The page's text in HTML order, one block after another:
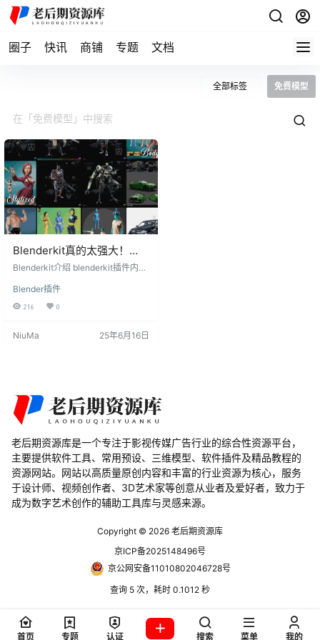
圈子 快讯 商铺 专题 文档
全部标签 免费模型
Blenderkit真的太强大！
2W+免费模型 材质 HDR 随
Blenderkit介绍 blenderkit插件内包
刷等有许多免费的内容，对于普通
人来说，也基本上够用。 Blenderki
装并在下载文件夹中找到blenderkit
Blender插件
216 0
NiuMa 25年6月16日
老后期资源库是一个专注于影视传媒广告行业的综合性资源平台，
主要提供软件工具、常用预设、三维模型、软件插件及精品教程的
资源网站。网站以高质量原创内容和丰富的行业资源为核心，服务
于设计师、视频创作者、3D艺术家等创意从业者及爱好者，致力于
成为数字艺术创作的辅助工具库与灵感来源。
Copyright © 2026 老后期资源库
京ICP备2025148496号
京公网安备11010802046728号
查询 5 次，耗时 0.1012 秒
首页 专题 认证 搜索 菜单 我的